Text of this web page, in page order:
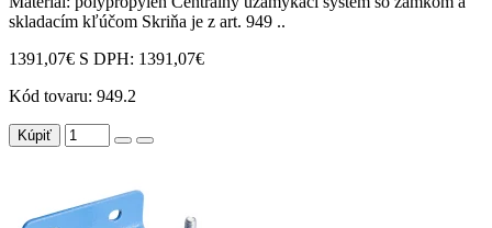
skladacím kľúčom Skriňa je z art. 949 ..
1391,07€ S DPH: 1391,07€
Kód tovaru: 949.2
Kúpiť